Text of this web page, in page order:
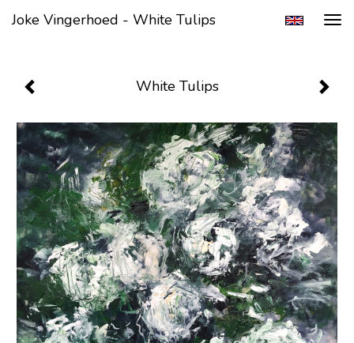
Joke Vingerhoed - White Tulips
White Tulips